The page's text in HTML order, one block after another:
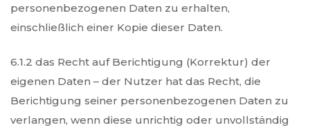
personenbezogenen Daten zu erhalten,
einschließlich einer Kopie dieser Daten.
6.1.2 das Recht auf Berichtigung (Korrektur) der
eigenen Daten – der Nutzer hat das Recht, die
Berichtigung seiner personenbezogenen Daten zu
verlangen, wenn diese unrichtig oder unvollständig